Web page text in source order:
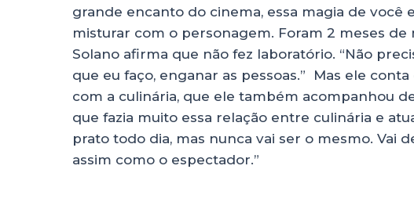
grande encanto do cinema, essa magia de você
misturar com o personagem. Foram 2 meses de
Solano afirma que não fez laboratório. “Não
que eu faço, enganar as pessoas.” Mas ele
com a culinária, que ele também acompanhou
que fazia muito essa relação entre culinária e
prato todo dia, mas nunca vai ser o mesmo. Vai
assim como o espectador.”